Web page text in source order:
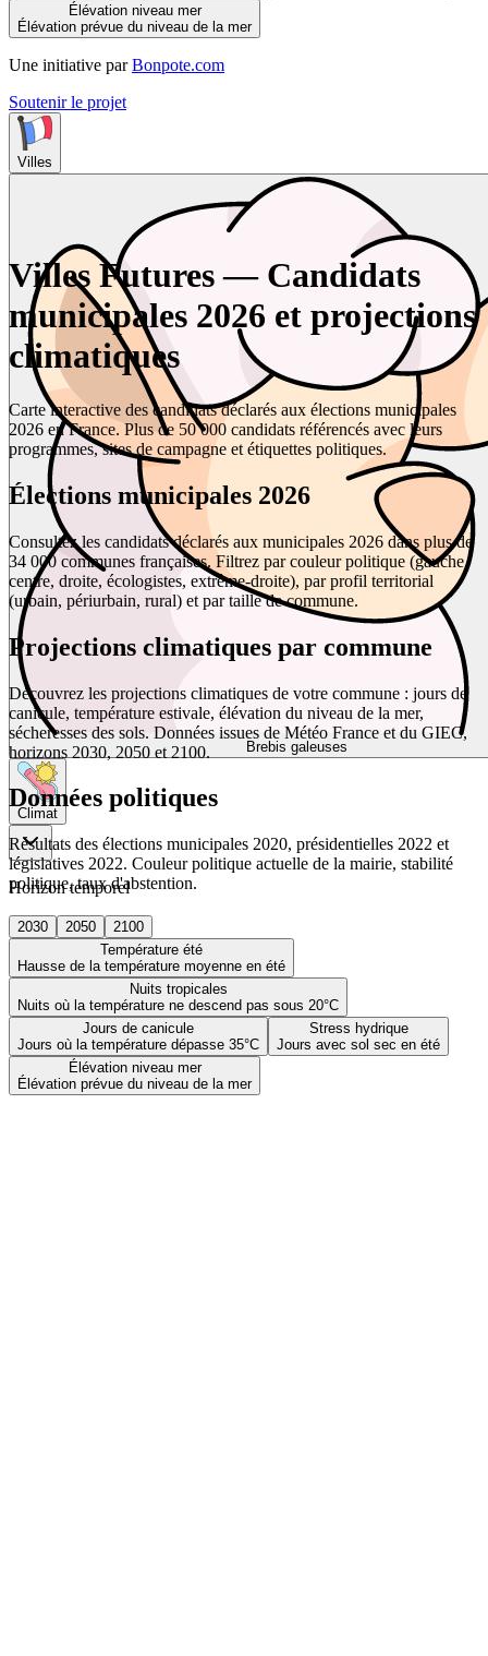
Élévation niveau mer
Élévation prévue du niveau de la mer
Une initiative par Bonpote.com
Soutenir le projet
Villes
Brebis galeuses
Climat
Horizon temporel
2030 2050
2100
Température été
Hausse de la température moyenne en été
Nuits tropicales
Nuits où la température ne descend pas sous 20°C
Jours de canicule
Jours où la température dépasse 35°C
Stress hydrique
Jours avec sol sec en été
Élévation niveau mer
Élévation prévue du niveau de la mer
Villes Futures — Candidats
municipales 2026 et projections
climatiques
Carte interactive des candidats déclarés aux élections municipales
2026 en France. Plus de 50 000 candidats référencés avec leurs
programmes, sites de campagne et étiquettes politiques.
Élections municipales 2026
Consultez les candidats déclarés aux municipales 2026 dans plus de
34 000 communes françaises. Filtrez par couleur politique (gauche,
centre, droite, écologistes, extrême-droite), par profil territorial
(urbain, périurbain, rural) et par taille de commune.
Projections climatiques par commune
Découvrez les projections climatiques de votre commune : jours de
canicule, température estivale, élévation du niveau de la mer,
sécheresses des sols. Données issues de Météo France et du GIEC,
horizons 2030, 2050 et 2100.
Données politiques
Résultats des élections municipales 2020, présidentielles 2022 et
législatives 2022. Couleur politique actuelle de la mairie, stabilité
politique, taux d'abstention.